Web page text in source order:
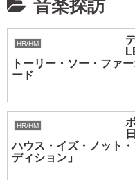
音楽探訪
HR/HM
トーリー・ソー・ファ
ード
HR/HM
ハウス・イズ・ノット
ディション」